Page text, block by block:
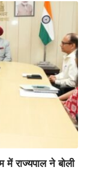
में राज्यपाल ने बोली